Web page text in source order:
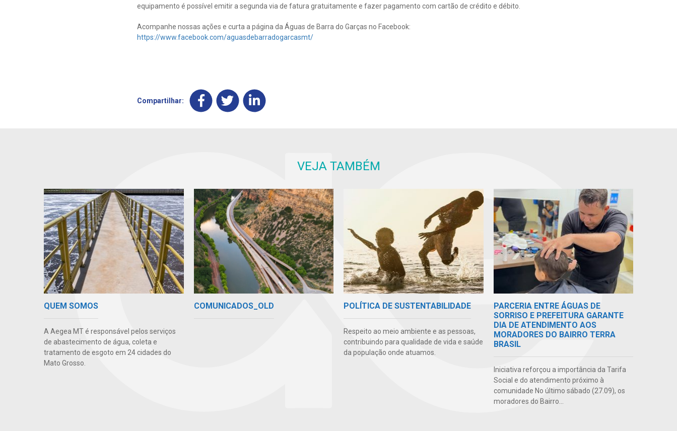
equipamento é possível emitir a segunda via de fatura gratuitamente e fazer pagamento com cartão de crédito e débito.
Acompanhe nossas ações e curta a página da Águas de Barra do Garças no Facebook:
https://www.facebook.com/aguasdebarradogarcasmt/
Compartilhar:
VEJA TAMBÉM
QUEM SOMOS
A Aegea MT é responsável pelos serviços
de abastecimento de água, coleta e
tratamento de esgoto em 24 cidades do
Mato Grosso.
COMUNICADOS_OLD POLÍTICA DE SUSTENTABILIDADE
Respeito ao meio ambiente e as pessoas,
contribuindo para qualidade de vida e saúde
da população onde atuamos.
PARCERIA ENTRE ÁGUAS DE
SORRISO E PREFEITURA GARANTE
DIA DE ATENDIMENTO AOS
MORADORES DO BAIRRO TERRA
BRASIL
Iniciativa reforçou a importância da Tarifa
Social e do atendimento próximo à
comunidade No último sábado (27.09), os
moradores do Bairro...